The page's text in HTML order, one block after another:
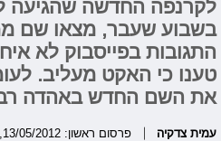
לקרנפה החדשה שהגיעה
בשבוע שעבר, מצאו שם
התגובות בפייסבוק לא
טענו כי האקט מעליב.
את השם החדש באהדה
עמית צדקיה פרסום ראשון: 13/05/2012, 11:04